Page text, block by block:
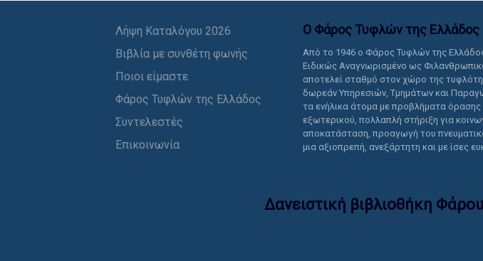
Λήψη Καταλόγου 2026
Βιβλία με συνθέτη φωνής
Ποιοι είμαστε
Φάρος Τυφλών της Ελλάδος
Συντελεστές
Επικοινωνία
Ο Φάρος Τυφλών της Ελλάδoς
Από το 1946 ο Φάρος Τυφλών της
Ειδικώς Αναγνωρισμένο ως
αποτελεί σταθμό στον χώρο της
δωρεάν Υπηρεσιών, Τμημάτων και
τα ενήλικα άτομα με προβλήματα
εξωτερικού, πολλαπλή στήριξη για
αποκατάσταση, προαγωγή του
μια αξιοπρεπή, ανεξάρτητη και με ίσες
Δανειστική βιβλιοθήκη